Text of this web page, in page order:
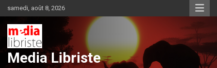
au
contenu
samedi, août 8, 2026
Media Libriste